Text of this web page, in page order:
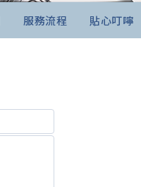
服務流程 貼心叮嚀